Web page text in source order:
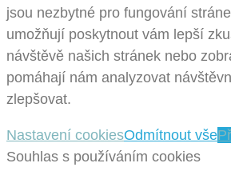
jsou nezbytné pro fungování
umožňují poskytnout vám lepší
návštěvě našich stránek nebo
pomáhají nám analyzovat
zlepšovat.
Nastavení cookiesOdmítnout vše
Souhlas s používáním cookies